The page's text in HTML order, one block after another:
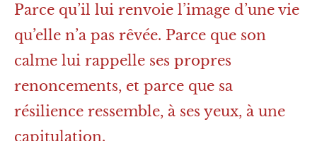
Parce qu’il lui renvoie l’image d’une vie
qu’elle n’a pas rêvée. Parce que son
calme lui rappelle ses propres
renoncements, et parce que sa
résilience ressemble, à ses yeux, à une
capitulation.